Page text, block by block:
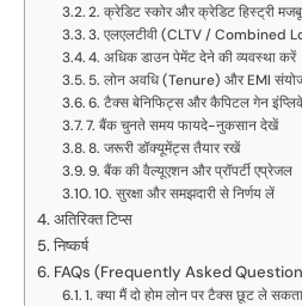
2. क्रेडिट स्कोर और क्रेडिट हिस्ट्री
3. एलएलटीवी (CLTV / Combined
4. अधिक डाउन पेमेंट देने की व्यवस्था करें
5. लोन अवधि (Tenure) और EMI
6. टैक्स बेनिफिट्स और कैपिटल गेन
7. बैंक चुनते समय फायदे-नुकसान देखें
8. जरूरी डॉक्यूमेंट्स तैयार रखें
9. बैंक की वैल्यूएशन और प्रॉपर्टी एप्रेजल
10. सुरक्षा और समझदारी से निर्णय लें
अतिरिक्त टिप्स
निष्कर्ष
FAQs (Frequently Asked
1. क्या मैं दो होम लोन पर टैक्स छूट ले